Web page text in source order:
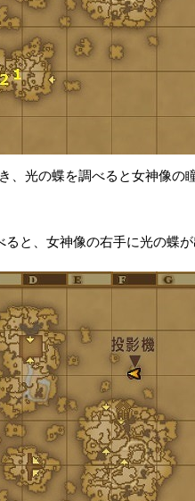
、光の蝶を調べると女神像の
と、女神像の右手に光の蝶が